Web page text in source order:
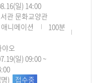
일) 14:00
관 문화교양관
니메이션
100분
야오
일) 09:00 ~
)
접수중